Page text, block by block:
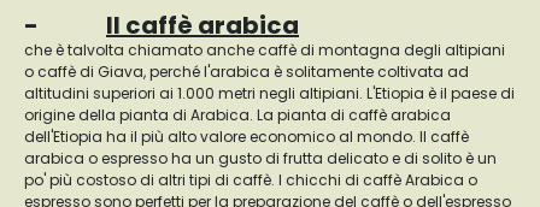
- Il caffè arabica
che è talvolta chiamato anche caffè di montagna degli altipiani
o caffè di Giava, perché l'arabica è solitamente coltivata ad
altitudini superiori ai 1.000 metri negli altipiani. L'Etiopia è il paese di
origine della pianta di Arabica. La pianta di caffè arabica
dell'Etiopia ha il più alto valore economico al mondo. Il caffè
arabica o espresso ha un gusto di frutta delicato e di solito è un
po' più costoso di altri tipi di caffè. I chicchi di caffè Arabica o
espresso sono perfetti per la preparazione del caffè o dell'espresso